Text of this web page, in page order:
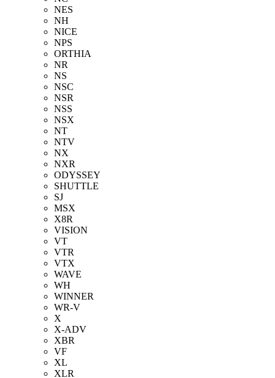
NES
NH
NICE
NPS
ORTHIA
NR
NS
NSC
NSR
NSS
NSX
NT
NTV
NX
NXR
ODYSSEY
SHUTTLE
SJ
MSX
X8R
VISION
VT
VTR
VTX
WAVE
WH
WINNER
WR-V
X
X-ADV
XBR
VF
XL
XLR